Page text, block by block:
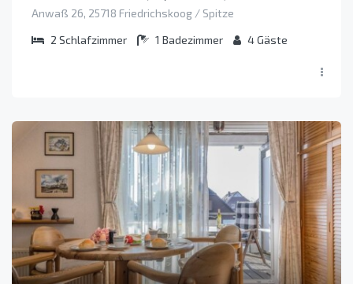
Anwaß 26, 25718 Friedrichskoog / Spitze
2 Schlafzimmer 1 Badezimmer 4Gäste